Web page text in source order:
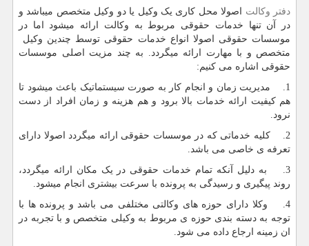
دفتر وکالت اصولا محل کاری یک وکیل یا دو وکیل متخصص میباشد و
در آن تنها خدمات حقوقی مربوط به وکالت ارائه میشود اما در
موسسات حقوقی اصولا انواع خدمات حقوقی توسط چندین وکیل
متخصص و با مهارت ارائه میگردد. به چند مزیت اصلی موسسات
حقوقی اشاره می کنیم:
1. مدیریت زمان و انجام کار به صورت سیستماتیک باعث میشود تا
هم کیفیت ارائه خدمات بالا برود و هم هزینه و زمان افراد از دست
نرود.
2. کلیه خدماتی که در موسسات حقوقی ارائه میگردد اصولا دارای
تعرفه ی خاصی می باشد.
3. به دلیل آنکه تمام خدمات حقوقی در یک مکان ارائه میگردد،
روند پیگیری و رسیدگی به پرونده با سرعت بیشتری انجام میشود.
4. وکلا دارای حوزه های وکالتی مختلفی می باشد و پرونده ها با
توجه به دسته بندی حوزه ی مربوط به وکیلی متخصص و با تجربه در
ان زمینه ارجاع داده می شود.